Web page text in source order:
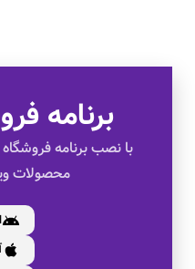
برنامه
با نصب برنامه
محصولات
به